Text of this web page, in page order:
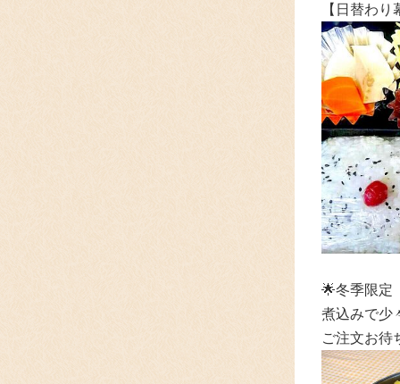
【日替わ
🌟冬季限定
煮込みで少
ご注文お待